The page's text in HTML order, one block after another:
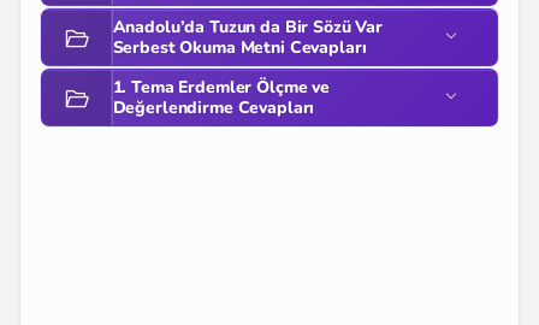
Anadolu’da Tuzun da Bir Sözü Var
Serbest Okuma Metni Cevapları
1. Tema Erdemler Ölçme ve
Değerlendirme Cevapları